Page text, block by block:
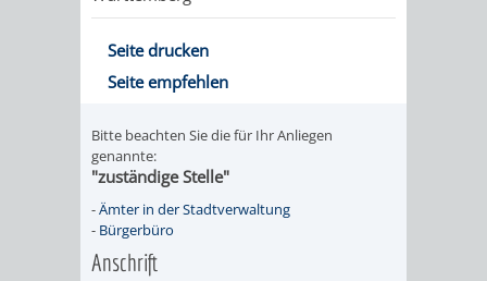
Seite drucken
Seite empfehlen
Bitte beachten Sie die für Ihr Anliegen
genannte:
"zuständige Stelle"
-Ämter in der Stadtverwaltung
- Bürgerbüro
Anschrift